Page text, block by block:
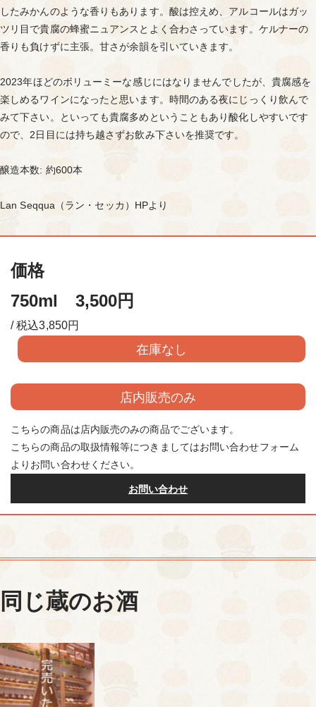
したみかんのような香りもあります。酸は控えめ、アルコールはガッ
ツリ目で貴腐の蜂蜜ニュアンスとよく合わさっています。ケルナーの
香りも負けずに主張。甘さが余韻を引いていきます。
2023年ほどのボリューミーな感じにはなりませんでしたが、貴腐感を
楽しめるワインになったと思います。時間のある夜にじっくり飲んで
みて下さい。といっても貴腐多めということもあり酸化しやすいです
ので、2日目には持ち越さずお飲み下さいを推奨です。
醸造本数: 約600本
Lan Seqqua（ラン・セッカ）HPより
価格
750ml 3,500円
/ 税込3,850円
在庫なし
店内販売のみ
こちらの商品は店内販売のみの商品でございます。
こちらの商品の取扱情報等につきましてはお問い合わせフォーム
よりお問い合わせください。
お問い合わせ
同じ蔵のお酒